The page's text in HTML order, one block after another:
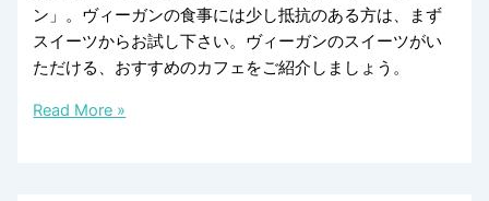
ン」。ヴィーガンの食事には少し抵抗のある方は、まず
スイーツからお試し下さい。ヴィーガンのスイーツがい
ただける、おすすめのカフェをご紹介しましょう。
ヴ
Read More »